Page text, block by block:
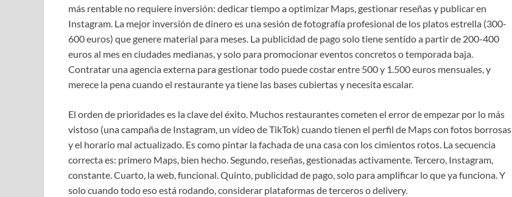
más rentable no requiere inversión: dedicar tiempo a optimizar Maps, gestionar reseñas y publicar en
Instagram. La mejor inversión de dinero es una sesión de fotografía profesional de los platos estrella (300-
600 euros) que genere material para meses. La publicidad de pago solo tiene sentido a partir de 200-400
euros al mes en ciudades medianas, y solo para promocionar eventos concretos o temporada baja.
Contratar una agencia externa para gestionar todo puede costar entre 500 y 1.500 euros mensuales, y
merece la pena cuando el restaurante ya tiene las bases cubiertas y necesita escalar.
El orden de prioridades es la clave del éxito. Muchos restaurantes cometen el error de empezar por lo más
vistoso (una campaña de Instagram, un vídeo de TikTok) cuando tienen el perfil de Maps con fotos borrosas
y el horario mal actualizado. Es como pintar la fachada de una casa con los cimientos rotos. La secuencia
correcta es: primero Maps, bien hecho. Segundo, reseñas, gestionadas activamente. Tercero, Instagram,
constante. Cuarto, la web, funcional. Quinto, publicidad de pago, solo para amplificar lo que ya funciona. Y
solo cuando todo eso está rodando, considerar plataformas de terceros o delivery.